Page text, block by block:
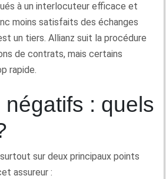
à un interlocuteur efficace et
moins satisfaits des échanges
un tiers. Allianz suit la procédure
de contrats, mais certains
rapide.
négatifs : quels
sur deux principaux points
assureur :